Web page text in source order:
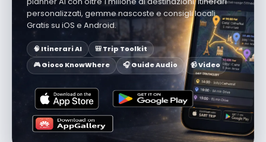
personalizzati, gemme nascoste e consigli locali.
Gratis su iOS e Android.
🧠 Itinerari AI
🎒 Trip Toolkit
🎮 Gioco KnowWhere
🎧 Guide Audio 📹 Video